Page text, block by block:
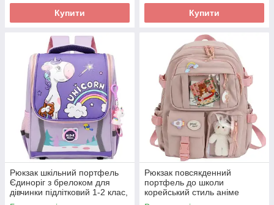
Купити Купити
Рюкзак шкільний портфель
Єдиноріг з брелоком для
дівчинки підлітковий 1-2 клас,
32х12х24 см, кольоровий
Рюкзак повсякденний
портфель до школи
корейський стиль аніме
рожевий CAHRES&HEKA